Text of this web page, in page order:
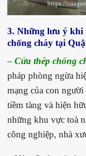
3. Những lưu ý khi
chống cháy tại
– Cửa thép chống
pháp phòng ngừa
mạng của con
tiềm tàng và hiện
những khu vực toà
công nghiệp, nhà